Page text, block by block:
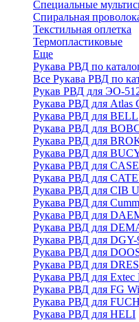
Специальные
Спиральная
Текстильная оплетка
Термопластиковые
Еще
Рукава РВД по
Все Рукава РВД по
Рукав РВД для ЭО-
Рукава РВД для Atlas
Рукава РВД для BELL
Рукава РВД для
Рукава РВД для
Рукава РВД для
Рукава РВД для CASE
Рукава РВД для
Рукава РВД для CIB
Рукава РВД для
Рукава РВД для
Рукава РВД для
Рукава РВД для DGY-
Рукава РВД для
Рукава РВД для
Рукава РВД для Extec
Рукава РВД для FG
Рукава РВД для
Рукава РВД для HELI